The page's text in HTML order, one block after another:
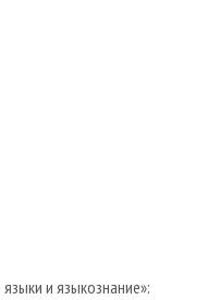
и языкознание»: